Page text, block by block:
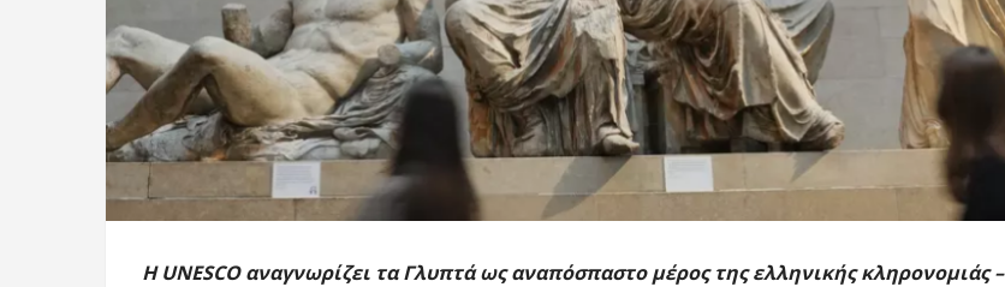
Η UNESCO αναγνωρίζει τα Γλυπτά ως αναπόσπαστο μέρος της ελληνικής κληρονομιάς –